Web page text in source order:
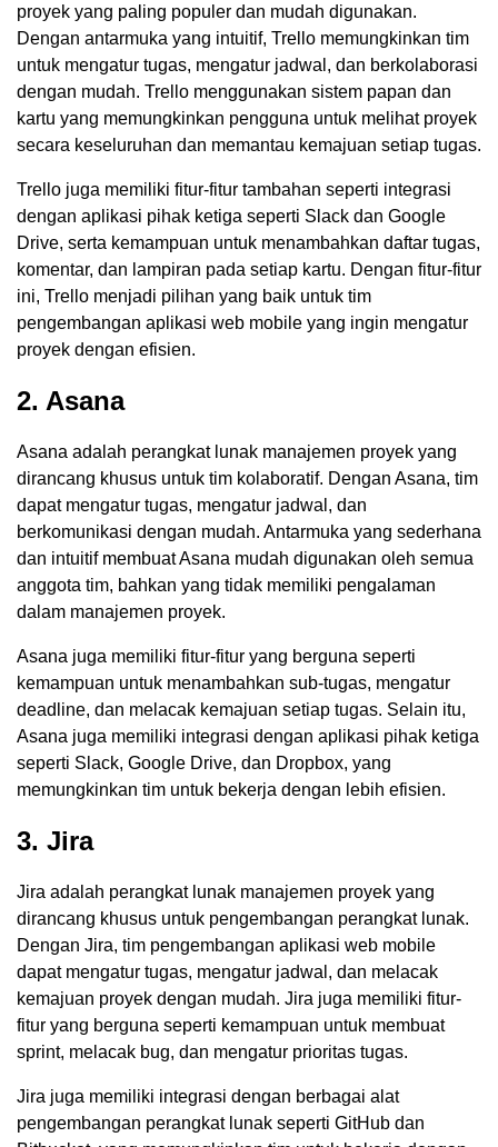
proyek yang paling populer dan mudah digunakan.
Dengan antarmuka yang intuitif, Trello memungkinkan tim
untuk mengatur tugas, mengatur jadwal, dan berkolaborasi
dengan mudah. Trello menggunakan sistem papan dan
kartu yang memungkinkan pengguna untuk melihat proyek
secara keseluruhan dan memantau kemajuan setiap tugas.
Trello juga memiliki fitur-fitur tambahan seperti integrasi
dengan aplikasi pihak ketiga seperti Slack dan Google
Drive, serta kemampuan untuk menambahkan daftar tugas,
komentar, dan lampiran pada setiap kartu. Dengan fitur-fitur
ini, Trello menjadi pilihan yang baik untuk tim
pengembangan aplikasi web mobile yang ingin mengatur
proyek dengan efisien.
2. Asana
Asana adalah perangkat lunak manajemen proyek yang
dirancang khusus untuk tim kolaboratif. Dengan Asana, tim
dapat mengatur tugas, mengatur jadwal, dan
berkomunikasi dengan mudah. Antarmuka yang sederhana
dan intuitif membuat Asana mudah digunakan oleh semua
anggota tim, bahkan yang tidak memiliki pengalaman
dalam manajemen proyek.
Asana juga memiliki fitur-fitur yang berguna seperti
kemampuan untuk menambahkan sub-tugas, mengatur
deadline, dan melacak kemajuan setiap tugas. Selain itu,
Asana juga memiliki integrasi dengan aplikasi pihak ketiga
seperti Slack, Google Drive, dan Dropbox, yang
memungkinkan tim untuk bekerja dengan lebih efisien.
3. Jira
Jira adalah perangkat lunak manajemen proyek yang
dirancang khusus untuk pengembangan perangkat lunak.
Dengan Jira, tim pengembangan aplikasi web mobile
dapat mengatur tugas, mengatur jadwal, dan melacak
kemajuan proyek dengan mudah. Jira juga memiliki fitur-
fitur yang berguna seperti kemampuan untuk membuat
sprint, melacak bug, dan mengatur prioritas tugas.
Jira juga memiliki integrasi dengan berbagai alat
pengembangan perangkat lunak seperti GitHub dan